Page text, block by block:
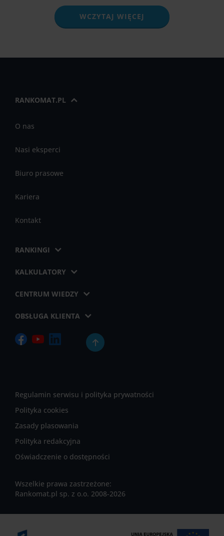
WCZYTAJ WIĘCEJ
RANKOMAT.PL
O nas
Nasi eksperci
Biuro prasowe
Kariera
Kontakt
RANKINGI
KALKULATORY
CENTRUM WIEDZY
OBSŁUGA KLIENTA
Regulamin serwisu i polityka prywatności
Polityka cookies
Zasady plasowania
Polityka redakcyjna
Oświadczenie o dostępności
Wszelkie prawa zastrzeżone:
Rankomat.pl sp. z o.o. 2008-2026